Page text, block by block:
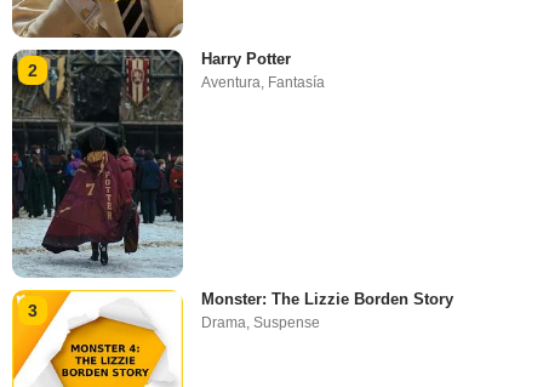
2
Harry Potter
Aventura, Fantasía
3
Monster: The Lizzie Borden Story
Drama,Suspense